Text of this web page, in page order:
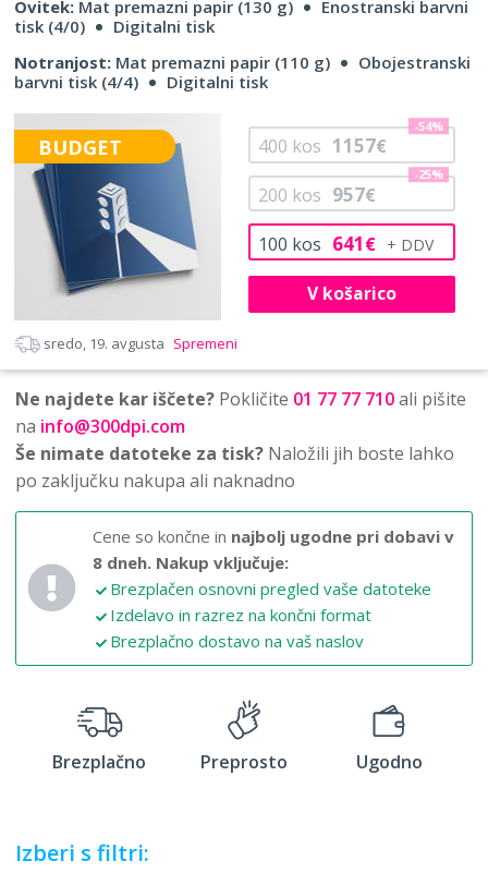
Ovitek: Mat premazni papir (130 g)
Enostranski barvni
tisk (4/0)
Digitalni tisk
Notranjost: Mat premazni papir (110 g)
Obojestranski
barvni tisk (4/4)
Digitalni tisk
BUDGET
100 kos 641€
200 kos 957€
-25%
400 kos 1157€
-54%
V košarico
sredo, 19. avgusta Spremeni
Ne najdete kar iščete? Pokličite 01 77 77 710ali pišite
na info@300dpi.com
Še nimate datoteke za tisk? Naložili jih boste lahko
po zaključku nakupa ali naknadno
Cene so končne in najbolj ugodne pri dobavi v
8 dneh. Nakup vključuje:
Brezplačen osnovni pregled vaše datoteke
Izdelavo in razrez na končni format
Brezplačno dostavo na vaš naslov
Brezplačno Preprosto Ugodno
Izberi s filtri: